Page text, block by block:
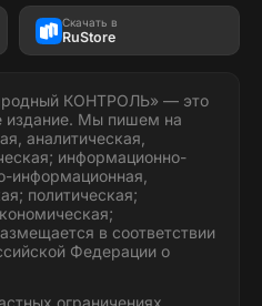
Скачать в
RuStore
КОНТРОЛЬ» — это
издание. Мы пишем на
аналитическая,
информационно-
информационная,
политическая;
в соответствии
Федерации о
ограничениях.